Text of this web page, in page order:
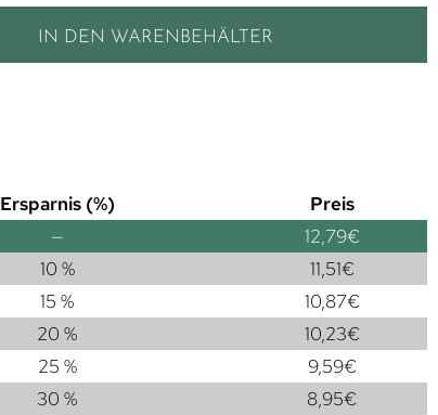
IN DEN WARENBEHÄLTER
Ersparnis (%)
Preis
— 12,79€
10 % 11,51€
15 % 10,87€
20 % 10,23€
25 % 9,59€
30 % 8,95€